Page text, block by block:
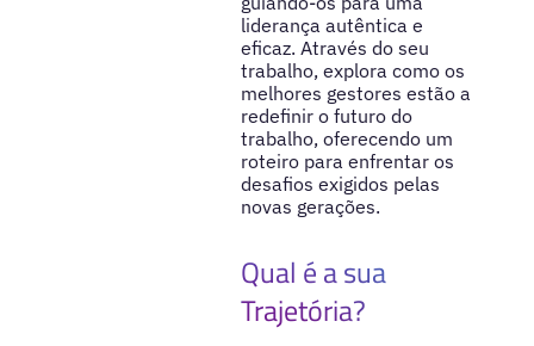
liderança autêntica e
eficaz. Através do seu
trabalho, explora como os
melhores gestores estão a
redefinir o futuro do
trabalho, oferecendo um
roteiro para enfrentar os
desafios exigidos pelas
novas gerações.
Qual é a sua
Trajetória?